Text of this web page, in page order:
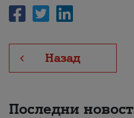
Назад
Последни